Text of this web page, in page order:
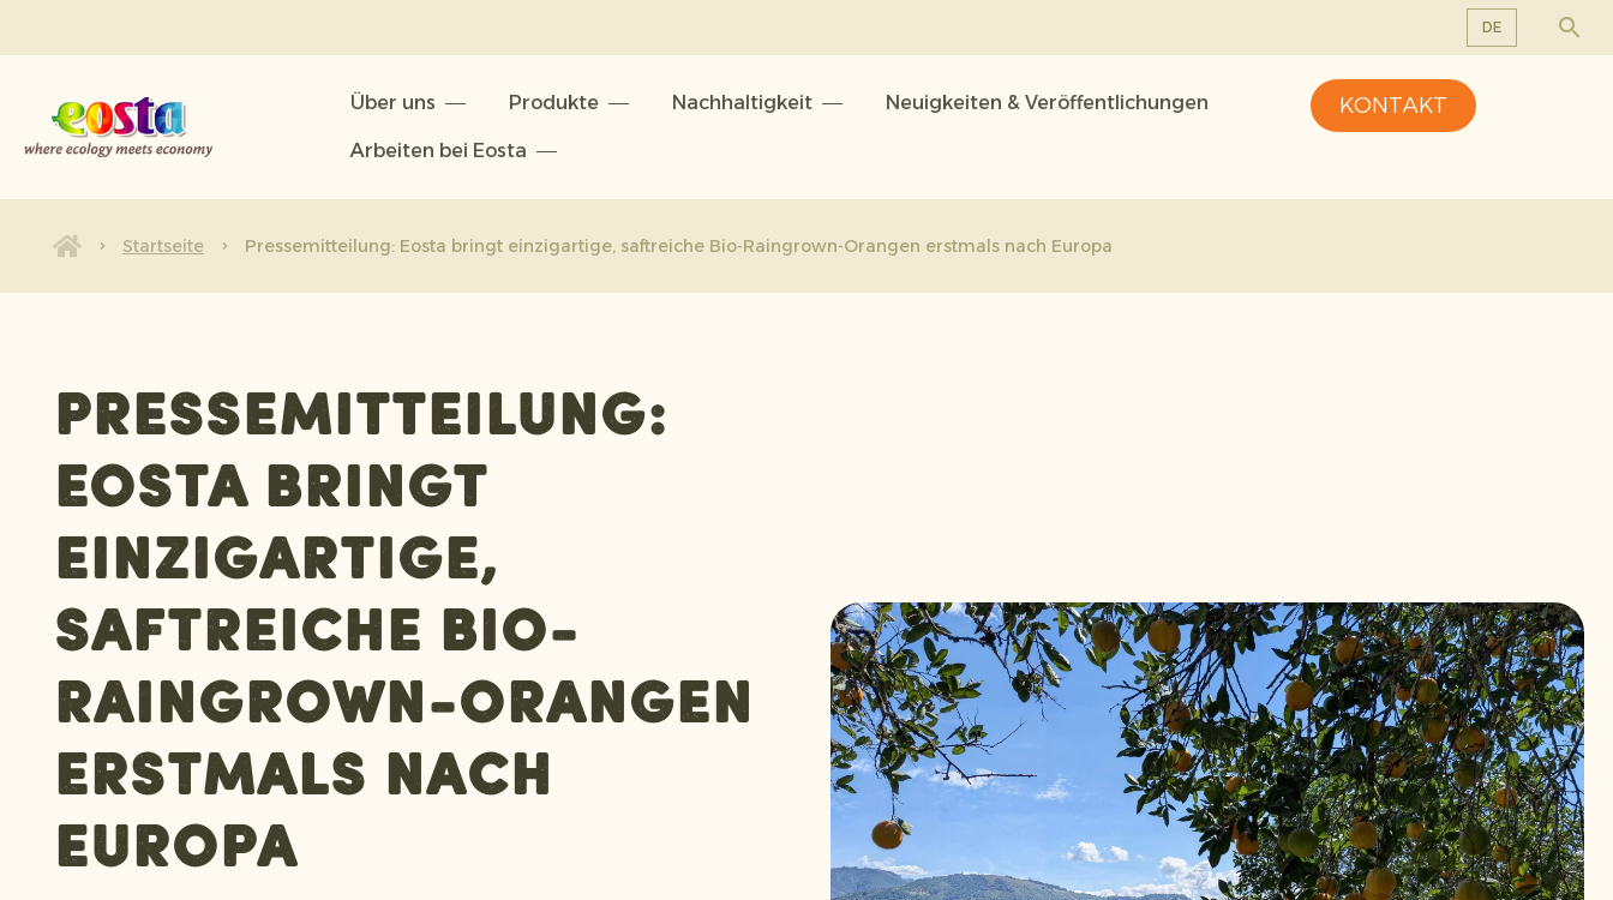
DE
NL
Über uns Produkte Nachhaltigkeit Neuigkeiten & Veröffentlichungen
Arbeiten bei Eosta
Über uns
Produkte
Neuigkeiten & Veröffentlichungen
KONTAKT
Startseite Pressemitteilung: Eosta bringt einzigartige, saftreiche Bio-Raingrown-Orangen erstmals nach Europa
Pressemitteilung:
Eosta bringt
einzigartige,
saftreiche Bio-
Raingrown-Orangen
erstmals nach
Europa